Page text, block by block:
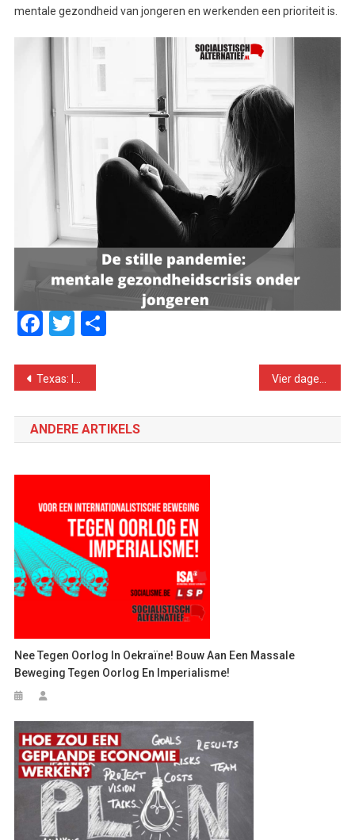
mentale gezondheid van jongeren en werkenden een prioriteit is.
Facebook
Twitter
Delen
Bericht
navigatie
Texas: Inhaligheid van superrijken laat gewone werkenden in de kou staan Vier dagen tot verkiezingen
ANDERE ARTIKELS
Nee Tegen Oorlog In Oekraïne! Bouw Aan Een Massale
Beweging Tegen Oorlog En Imperialisme!